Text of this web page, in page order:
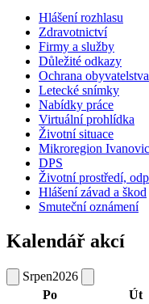
Hlášení rozhlasu
Zdravotnictví
Firmy a služby
Důležité odkazy
Ochrana obyvatelstva
Letecké snímky
Nabídky práce
Virtuální prohlídka
Životní situace
Mikroregion
DPS
Životní prostředí,
Hlášení závad a škod
Smuteční oznámení
Kalendář akcí
Srpen2026
Po
Út